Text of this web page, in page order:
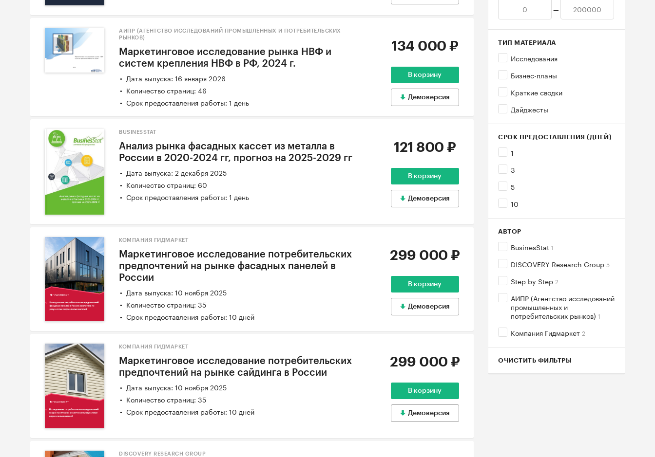
—
ТИП МАТЕРИАЛА
Исследования
Бизнес-планы
Краткие сводки
Дайджесты
СРОК ПРЕДОСТАВЛЕНИЯ (ДНЕЙ)
1
3
5
10
АВТОР
BusinesStat 1
DISCOVERY Research Group 5
Step by Step 2
АИПР (Агентство исследований
промышленных и
потребительских рынков) 1
Компания Гидмаркет 2
ОЧИСТИТЬ ФИЛЬТРЫ
АИПР (АГЕНТСТВО ИССЛЕДОВАНИЙ ПРОМЫШЛЕННЫХ И ПОТРЕБИТЕЛЬСКИХ
РЫНКОВ)
Маркетинговое исследование рынка НВФ и
систем крепления НВФ в РФ, 2024 г.
Дата выпуска: 16 января 2026
Количество страниц: 46
Срок предоставления работы: 1 день
134 000 ₽
В корзину
Демоверсия
BUSINESSTAT
Анализ рынка фасадных кассет из металла в
России в 2020-2024 гг, прогноз на 2025-2029 гг
Дата выпуска: 2 декабря 2025
Количество страниц: 60
Срок предоставления работы: 1 день
121 800 ₽
В корзину
Демоверсия
КОМПАНИЯ ГИДМАРКЕТ
Маркетинговое исследование потребительских
предпочтений на рынке фасадных панелей в
России
Дата выпуска: 10 ноября 2025
Количество страниц: 35
Срок предоставления работы: 10 дней
299 000 ₽
В корзину
Демоверсия
КОМПАНИЯ ГИДМАРКЕТ
Маркетинговое исследование потребительских
предпочтений на рынке сайдинга в России
Дата выпуска: 10 ноября 2025
Количество страниц: 35
Срок предоставления работы: 10 дней
299 000 ₽
В корзину
Демоверсия
DISCOVERY RESEARCH GROUP